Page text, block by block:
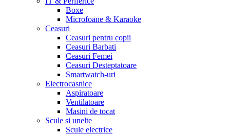
Boxe
Microfoane & Karaoke
Ceasuri
Ceasuri pentru copii
Ceasuri Barbati
Ceasuri Femei
Ceasuri Desteptatoare
Smartwatch-uri
Electrocasnice
Aspiratoare
Ventilatoare
Masini de tocat
Scule si unelte
Scule electrice